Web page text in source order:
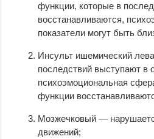
функции, которые в
восстанавливаются,
показатели могут быть
Инсульт ишемический
последствий выступают в
психоэмоциональная
функции
Мозжечковый —
движений;